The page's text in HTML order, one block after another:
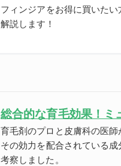
フィンジアをお得に買いた
解説します！
総合的な育毛効果！ミ
育毛剤のプロと皮膚科の医師
その効力を配合されている
考察しました。